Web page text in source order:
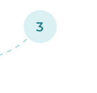
3